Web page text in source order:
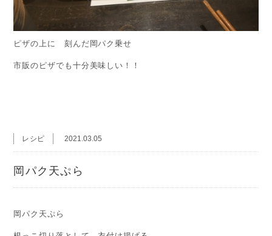
ピザの上に 刻んだ岡パク乗せ
市販のピザでも十分美味しい！！
レシピ 2021.03.05
岡パク天ぷら
岡パク天ぷら